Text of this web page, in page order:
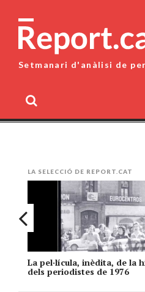
content
Setmanari d'anàlisi de
LA SELECCIÓ DE REPORT.CAT
La pel·lícula, inèdita, de la
dels periodistes de 1976